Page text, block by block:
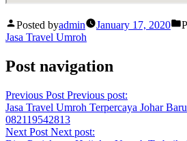
Posted byadmin January 17, 2020
Jasa Travel Umroh
Post navigation
Previous Post Previous post:
Jasa Travel Umroh Terpercaya Johar
082119542813
Next Post Next post: